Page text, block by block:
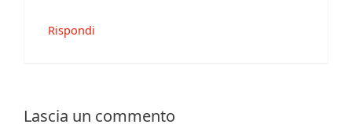
Rispondi
Lascia un commento